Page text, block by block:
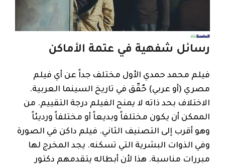
رسائل شفهية في عتمة الأماكن
فيلم محمد حمدي الأول مختلف جداً عن أي فيلم
مصري (أو عربي) حٌقّق في تاريخ السينما العربية.
الاختلاف بحد ذاته لا يمنح الفيلم درجة التقييم. من
الممكن أن يكون مختلفاً وبديعاً أو مختلفاً ورديئاً
وهو أقرب إلى التصنيف الثاني. فيلم داكن في الصورة
وفي الذوات البشرية التي تسكنه. يجد المخرج لها
مبررات مناسبة. هذا لأن أبطاله يتقدمهم دكتور